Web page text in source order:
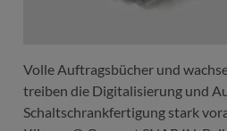
Volle Auftragsbücher und
treiben die Digitalisierung und
Schaltschrankfertigung stark